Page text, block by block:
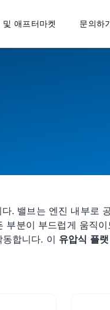
및 애프터마켓 문의하
. 밸브는 엔진 내부로
분이 부드럽게 움직
합니다. 이 유압식 플